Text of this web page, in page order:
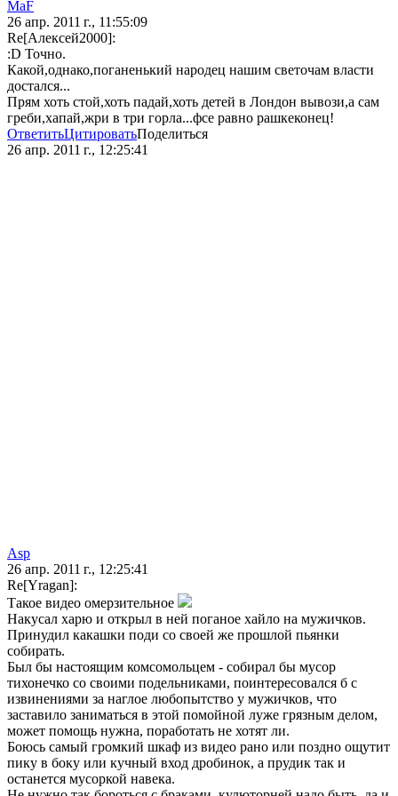
MaF
26 апр. 2011 г., 11:55:09
Re[Алексей2000]:
:D Точно.
Какой,однако,поганенький народец нашим светочам власти
достался...
Прям хоть стой,хоть падай,хоть детей в Лондон вывози,а сам
греби,хапай,жри в три горла...фсе равно рашкеконец!
ОтветитьЦитироватьПоделиться
26 апр. 2011 г., 12:25:41
Asp
26 апр. 2011 г., 12:25:41
Re[Yragan]:
Такое видео омерзительное
Накусал харю и открыл в ней поганое хайло на мужичков.
Принудил какашки поди со своей же прошлой пьянки
собирать.
Был бы настоящим комсомольцем - собирал бы мусор
тихонечко со своими подельниками, поинтересовался б с
извинениями за наглое любопытство у мужичков, что
заставило заниматься в этой помойной луже грязным делом,
может помощь нужна, поработать не хотят ли.
Боюсь самый громкий шкаф из видео рано или поздно ощутит
пику в боку или кучный вход дробинок, а прудик так и
останется мусоркой навека.